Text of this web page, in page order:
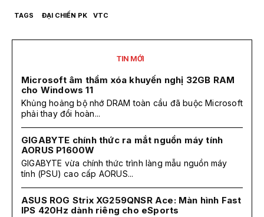
TAGS ĐẠI CHIẾN PK VTC
TIN MỚI
Microsoft âm thầm xóa khuyến nghị 32GB RAM
cho Windows 11
Khủng hoảng bộ nhớ DRAM toàn cầu đã buộc Microsoft
phải thay đổi hoàn...
GIGABYTE chính thức ra mắt nguồn máy tính
AORUS P1600W
GIGABYTE vừa chính thức trình làng mẫu nguồn máy
tính (PSU) cao cấp AORUS...
ASUS ROG Strix XG259QNSR Ace: Màn hình Fast
IPS 420Hz dành riêng cho eSports